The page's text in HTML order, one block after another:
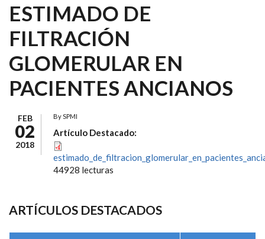
ESTIMADO DE
FILTRACIÓN
GLOMERULAR EN
PACIENTES ANCIANOS
FEB
02
2018
BySPMI
Artículo Destacado:
44928 lecturas
ARTÍCULOS DESTACADOS